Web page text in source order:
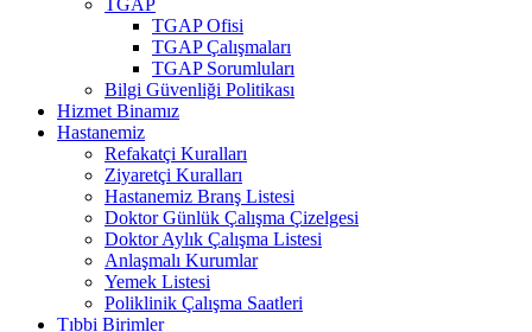
TGAP Ofisi
TGAP Çalışmaları
TGAP Sorumluları
Bilgi Güvenliği Politikası
Hizmet Binamız
Hastanemiz
Refakatçi Kuralları
Ziyaretçi Kuralları
Hastanemiz Branş Listesi
Doktor Günlük Çalışma Çizelgesi
Doktor Aylık Çalışma Listesi
Anlaşmalı Kurumlar
Yemek Listesi
Poliklinik Çalışma Saatleri
Tıbbi Birimler